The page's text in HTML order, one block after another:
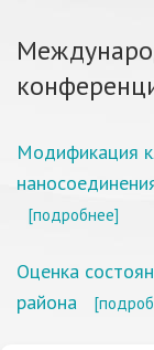
Модификация
[подробнее]
Оценка
района